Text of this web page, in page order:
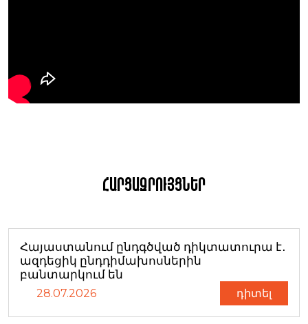
Հարցազրույցներ
Հայաստանում ընդգծված դիկտատուրա է․
ազդեցիկ ընդդիմախոսներին
բանտարկում են
28.07.2026 դիտել